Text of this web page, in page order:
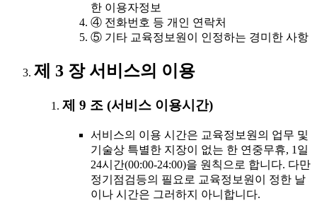
한 이용자정보
④ 전화번호 등 개인 연락처
⑤ 기타 교육정보원이 인정하는 경미한 사항
제 3 장 서비스의 이용
제 9 조 (서비스 이용시간)
서비스의 이용 시간은 교육정보원의 업무 및
기술상 특별한 지장이 없는 한 연중무휴, 1일
24시간(00:00-24:00)을 원칙으로 합니다. 다만
정기점검등의 필요로 교육정보원이 정한 날
이나 시간은 그러하지 아니합니다.